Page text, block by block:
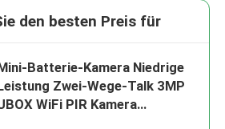
den besten Preis für
Batterie-Kamera Niedrige
Zwei-Wege-Talk 3MP
WiFi PIR Kamera